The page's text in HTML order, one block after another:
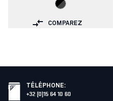
COMPAREZ
TÉLÉPHONE:
+32 (0)15 64 10 60